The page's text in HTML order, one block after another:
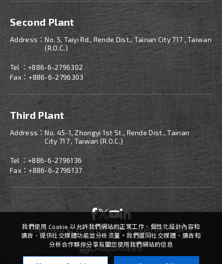
Second Plant
Address：No. 5, Taiyi Rd., Rende Dist., Tainan City 717 , Taiwan
(R.O.C.)
Tel ： +886-6-2796302
Fax：+886-6-2796303
Third Plant
Address：No. 45-1, Zhongyi 1st St., Rende Dist., Tainan
City 717 , Taiwan (R.O.C.)
Tel ： +886-6-2796136
Fax：+886-6-2796137
Copyright © 2026 LAI YUE Design by -iBest
LANGUAGEEN
我們使用 Cookie 以允許我們網站的正常工作、個性化設計內容和
廣告、提供社交媒體功能並分析流量。我們還同社交媒體、廣告和
分析合作夥伴分享有關您使用我們網站的信息